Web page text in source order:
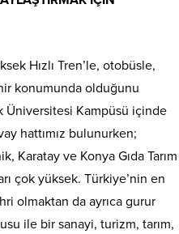
Hızlı Tren’le, otobüsle,
konumunda olduğunu
Üniversitesi Kampüsü içinde
hattımız bulunurken;
Karatay ve Konya Gıda Tarım
çok yüksek. Türkiye’nin en
olmaktan da ayrıca gurur
ile bir sanayi, turizm, tarım,